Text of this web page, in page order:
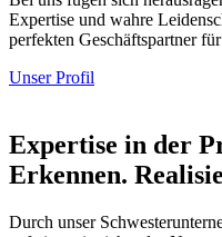
Expertise und wahre
perfekten Geschäftspartner
Unser Profil
Expertise in der
Erkennen.
Durch unser